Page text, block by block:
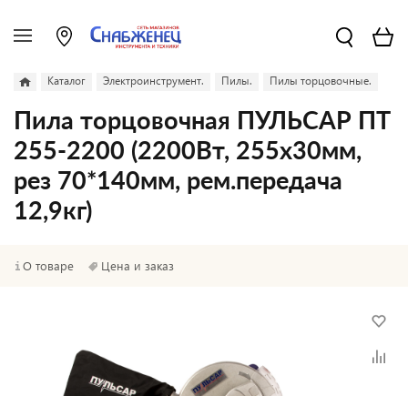
Каталог Электроинструмент. Пилы. Пилы торцовочные.
Пила торцовочная ПУЛЬСАР ПТ
255-2200 (2200Вт, 255х30мм,
рез 70*140мм, рем.передача
12,9кг)
О товаре Цена и заказ